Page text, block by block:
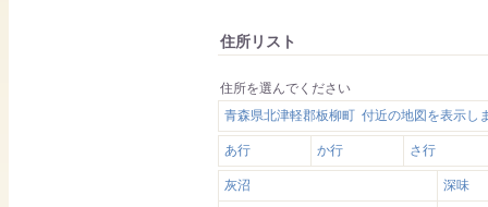
住所リスト
住所を選んでください
青森県北津軽郡板柳町 付近の地図を表示し
あ行 か行 さ行
灰沼
深味